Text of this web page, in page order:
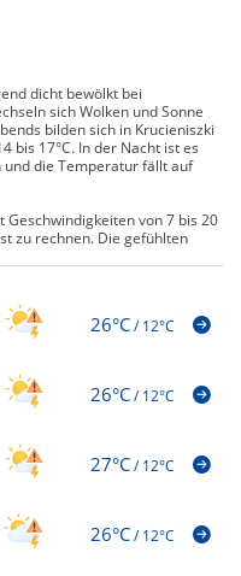
dicht bewölkt bei
sich Wolken und Sonne
bilden sich in Krucieniszki
bis 17°C. In der Nacht ist es
die Temperatur fällt auf
Geschwindigkeiten von 7 bis 20
zu rechnen. Die gefühlten
26°C/12°C
26°C/12°C
27°C/12°C
26°C/12°C